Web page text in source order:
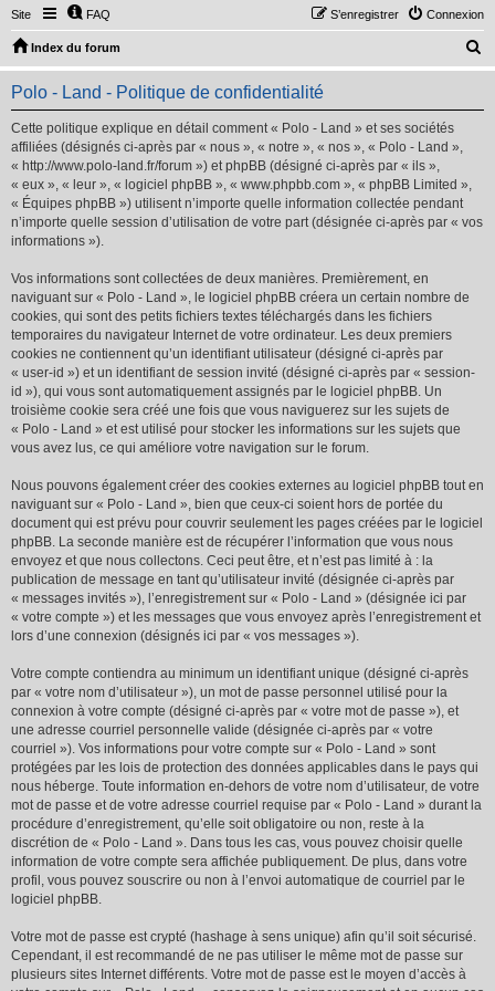
Site FAQ Connexion
S’enregistrer
Index du forum
e
Polo - Land - Politique de confidentialité
Cette politique explique en détail comment « Polo - Land » et ses sociétés
affiliées (désignés ci-après par « nous », « notre », « nos », « Polo - Land »,
« http://www.polo-land.fr/forum ») et phpBB (désigné ci-après par « ils »,
« eux », « leur », « logiciel phpBB », « www.phpbb.com », « phpBB Limited »,
« Équipes phpBB ») utilisent n’importe quelle information collectée pendant
n’importe quelle session d’utilisation de votre part (désignée ci-après par « vos
informations »).
Vos informations sont collectées de deux manières. Premièrement, en
naviguant sur « Polo - Land », le logiciel phpBB créera un certain nombre de
cookies, qui sont des petits fichiers textes téléchargés dans les fichiers
temporaires du navigateur Internet de votre ordinateur. Les deux premiers
cookies ne contiennent qu’un identifiant utilisateur (désigné ci-après par
« user-id ») et un identifiant de session invité (désigné ci-après par « session-
id »), qui vous sont automatiquement assignés par le logiciel phpBB. Un
troisième cookie sera créé une fois que vous naviguerez sur les sujets de
« Polo - Land » et est utilisé pour stocker les informations sur les sujets que
vous avez lus, ce qui améliore votre navigation sur le forum.
Nous pouvons également créer des cookies externes au logiciel phpBB tout en
naviguant sur « Polo - Land », bien que ceux-ci soient hors de portée du
document qui est prévu pour couvrir seulement les pages créées par le logiciel
phpBB. La seconde manière est de récupérer l’information que vous nous
envoyez et que nous collectons. Ceci peut être, et n’est pas limité à : la
publication de message en tant qu’utilisateur invité (désignée ci-après par
« messages invités »), l’enregistrement sur « Polo - Land » (désignée ici par
« votre compte ») et les messages que vous envoyez après l’enregistrement et
lors d’une connexion (désignés ici par « vos messages »).
Votre compte contiendra au minimum un identifiant unique (désigné ci-après
par « votre nom d’utilisateur »), un mot de passe personnel utilisé pour la
connexion à votre compte (désigné ci-après par « votre mot de passe »), et
une adresse courriel personnelle valide (désignée ci-après par « votre
courriel »). Vos informations pour votre compte sur « Polo - Land » sont
protégées par les lois de protection des données applicables dans le pays qui
nous héberge. Toute information en-dehors de votre nom d’utilisateur, de votre
mot de passe et de votre adresse courriel requise par « Polo - Land » durant la
procédure d’enregistrement, qu’elle soit obligatoire ou non, reste à la
discrétion de « Polo - Land ». Dans tous les cas, vous pouvez choisir quelle
information de votre compte sera affichée publiquement. De plus, dans votre
profil, vous pouvez souscrire ou non à l’envoi automatique de courriel par le
logiciel phpBB.
Votre mot de passe est crypté (hashage à sens unique) afin qu’il soit sécurisé.
Cependant, il est recommandé de ne pas utiliser le même mot de passe sur
plusieurs sites Internet différents. Votre mot de passe est le moyen d’accès à